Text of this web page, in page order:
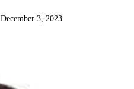
December 3, 2023